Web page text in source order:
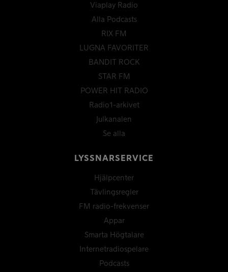
Viaplay Radio
Alla Podcasts
RIX FM
LUGNA FAVORITER
BANDIT ROCK
STAR FM
POWER HIT RADIO
Radio1-arkivet
Julkanalen
Se alla
LYSSNARSERVICE
Hjälpcenter
Tävlingsregler
FM radio-frekvenser
Appar
Smarta Högtalare
Internetradiospelare
Podcasts